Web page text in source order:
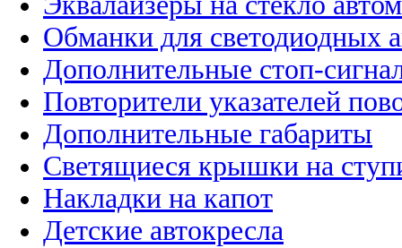
Обманки для светодиодных
Дополнительные стоп-
Повторители указателей
Дополнительные габариты
Светящиеся крышки на
Накладки на капот
Детские автокресла